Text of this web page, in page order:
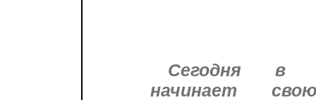
Сегодня в
начинает